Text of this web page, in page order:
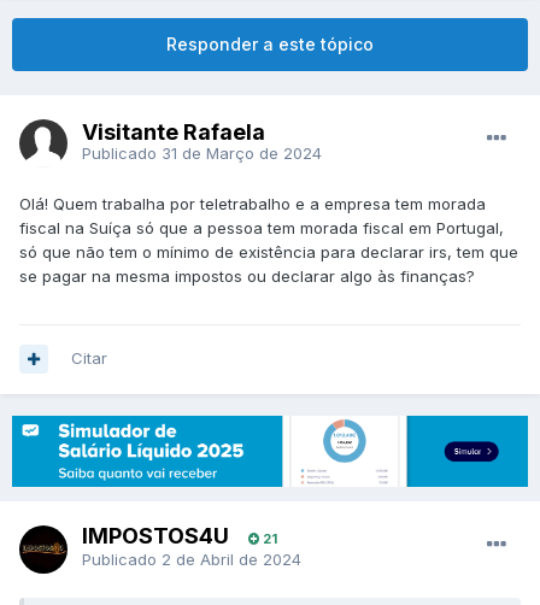
Responder a este tópico
Visitante Rafaela
Publicado 31 de Março de 2024
Olá! Quem trabalha por teletrabalho e a empresa tem morada
fiscal na Suíça só que a pessoa tem morada fiscal em Portugal,
só que não tem o mínimo de existência para declarar irs, tem que
se pagar na mesma impostos ou declarar algo às finanças?
Citar
IMPOSTOS4U 21
Publicado 2 de Abril de 2024